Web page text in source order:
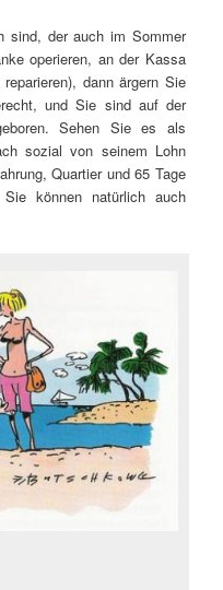
sind, der auch im Sommer
operieren, an der Kassa
dann ärgern Sie
und Sie sind auf der
Sehen Sie es als
sozial von seinem Lohn
Quartier und 65 Tage
können natürlich auch